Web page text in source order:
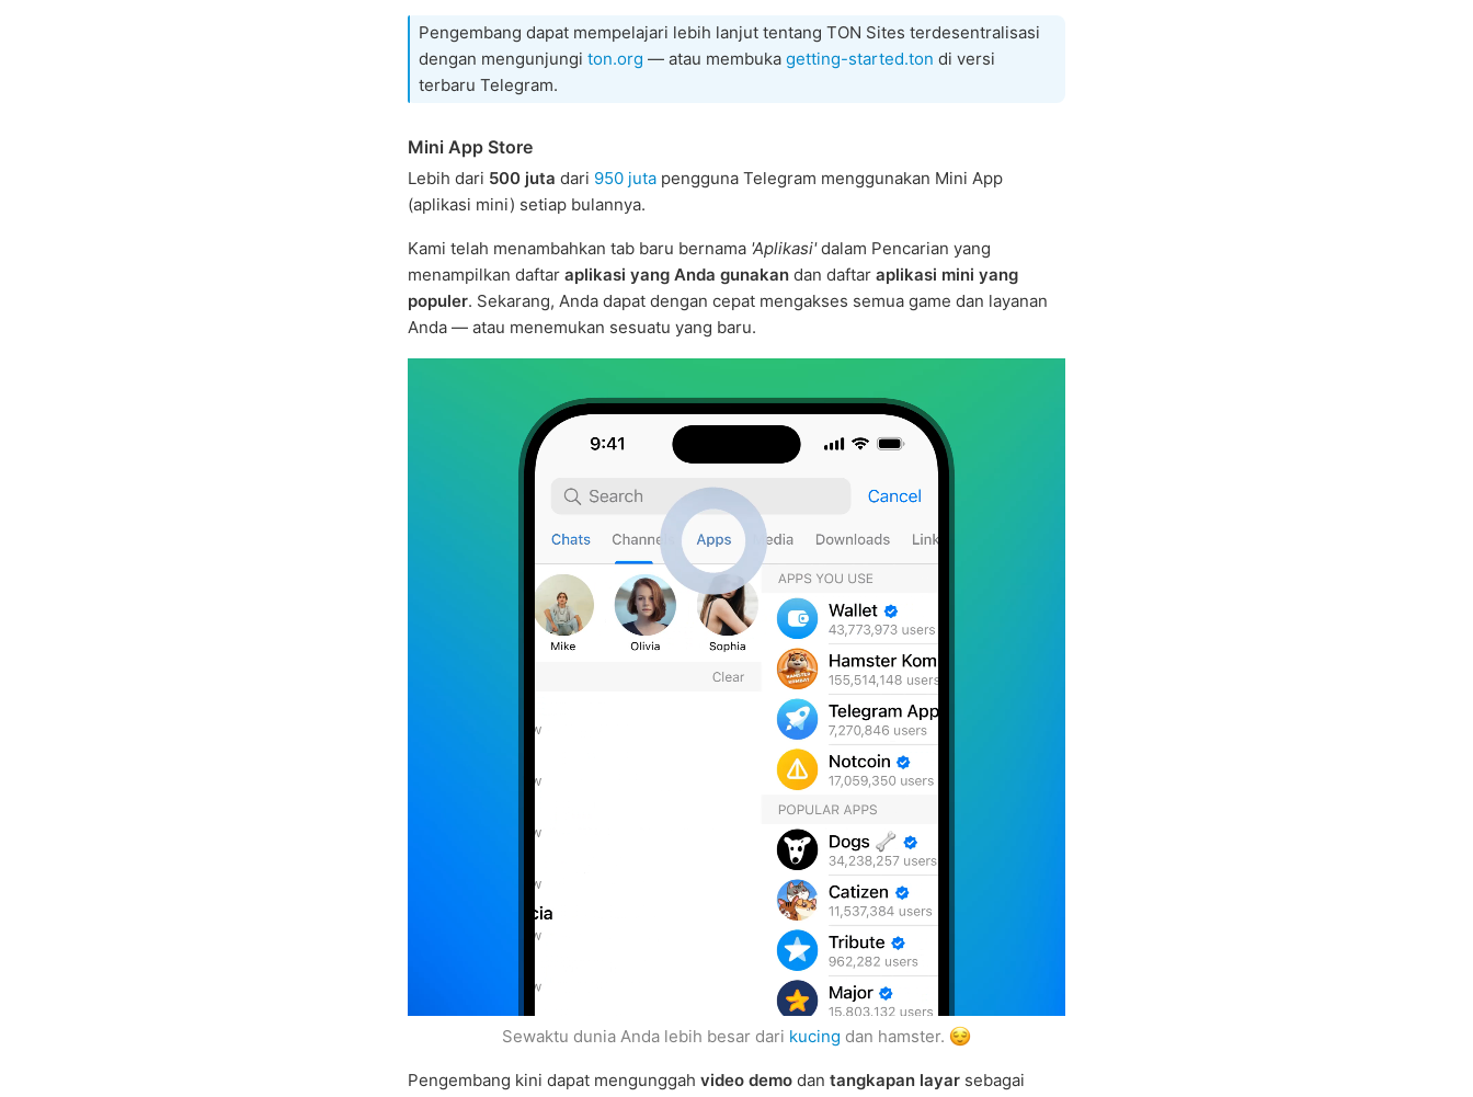
Pengembang dapat mempelajari lebih lanjut tentang TON Sites terdesentralisasi
dengan mengunjungi ton.org — atau membuka getting-started.ton di versi
terbaru Telegram.
Mini App Store
Lebih dari 500 juta dari 950 juta pengguna Telegram menggunakan Mini App
(aplikasi mini) setiap bulannya.
Kami telah menambahkan tab baru bernama 'Aplikasi'dalam Pencarian yang
menampilkan daftar aplikasi yang Anda gunakan dan daftar aplikasi mini yang
populer. Sekarang, Anda dapat dengan cepat mengakses semua game dan layanan
Anda — atau menemukan sesuatu yang baru.
Sewaktu dunia Anda lebih besar dari kucing dan hamster.
Pengembang kini dapat mengunggah video demo dan tangkapan layar sebagai